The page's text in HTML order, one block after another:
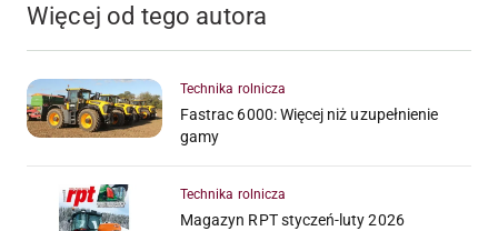
Więcej od tego autora
Technika rolnicza
Fastrac 6000: Więcej niż uzupełnienie
gamy
Technika rolnicza
Magazyn RPT styczeń-luty 2026